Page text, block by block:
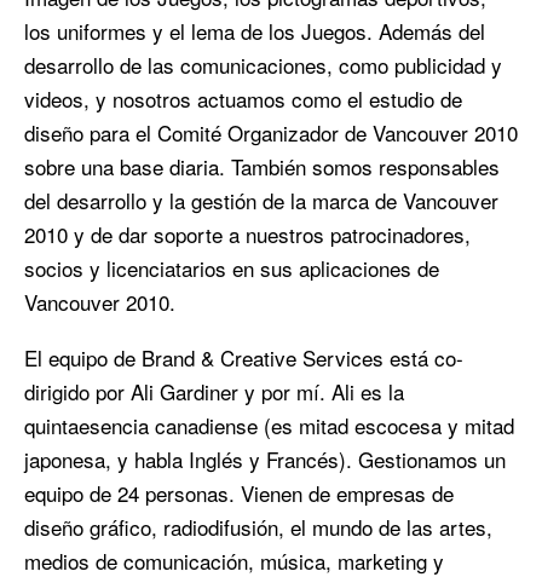
los uniformes y el lema de los Juegos. Además del
desarrollo de las comunicaciones, como publicidad y
videos, y nosotros actuamos como el estudio de
diseño para el Comité Organizador de Vancouver 2010
sobre una base diaria. También somos responsables
del desarrollo y la gestión de la marca de Vancouver
2010 y de dar soporte a nuestros patrocinadores,
socios y licenciatarios en sus aplicaciones de
Vancouver 2010.
El equipo de Brand & Creative Services está co-
dirigido por Ali Gardiner y por mí. Ali es la
quintaesencia canadiense (es mitad escocesa y mitad
japonesa, y habla Inglés y Francés). Gestionamos un
equipo de 24 personas. Vienen de empresas de
diseño gráfico, radiodifusión, el mundo de las artes,
medios de comunicación, música, marketing y